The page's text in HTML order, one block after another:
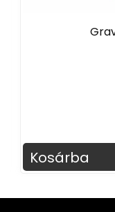
Kosárba